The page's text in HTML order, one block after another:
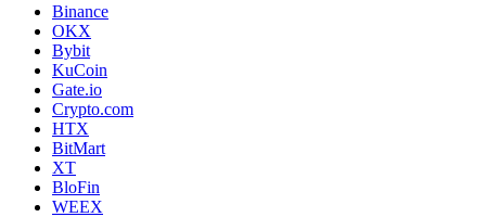
Binance
OKX
Bybit
KuCoin
Gate.io
Crypto.com
HTX
BitMart
XT
BloFin
WEEX